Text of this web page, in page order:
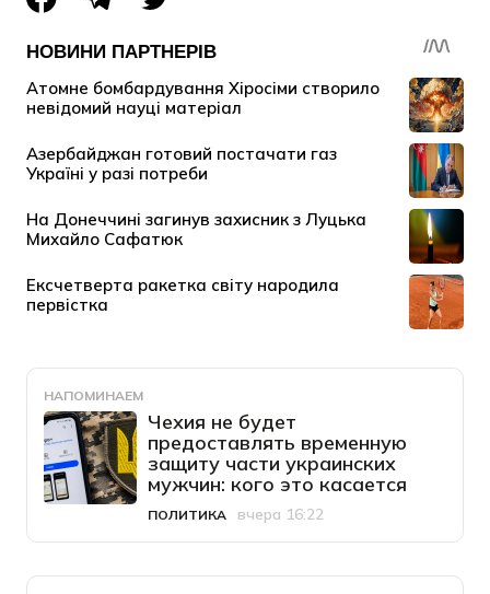
НАПОМИНАЕМ
Чехия не будет
предоставлять временную
защиту части украинских
мужчин: кого это касается
Категория
ПОЛИТИКА
Дата публикации
вчера 16:22